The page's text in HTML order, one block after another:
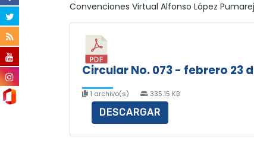
Convenciones Virtual Alfonso López
Circular No. 073 - febrero 23
1 archivo(s) 335.15 KB
DESCARGAR